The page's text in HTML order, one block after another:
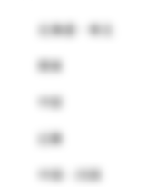
北海道・東北
関東
中部
近畿
中国・四国